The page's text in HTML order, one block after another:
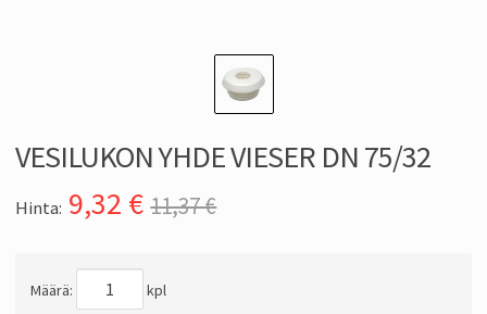
VESILUKON YHDE VIESER DN 75/32
Hinta: 9,32 € 11,37 €
Määrä: kpl